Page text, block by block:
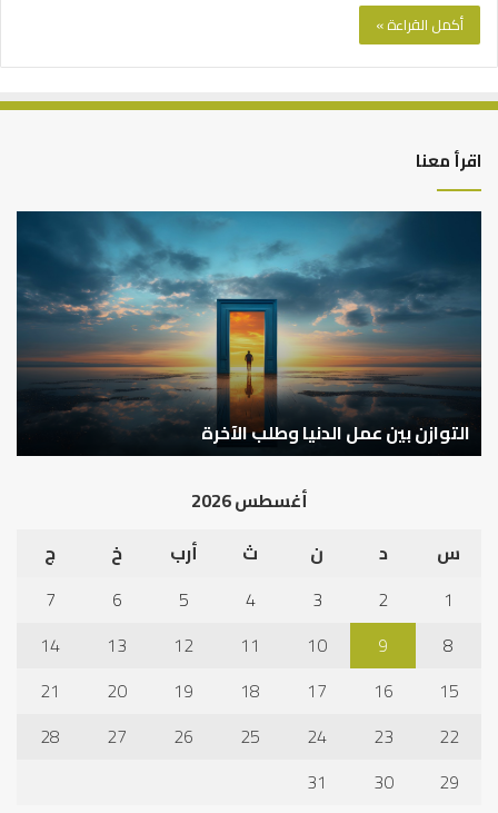
أكمل القراءة »
اقرأ معنا
التوازن
عمل
الدنيا
وطلب
التوازن بين عمل الدنيا وطلب الآخرة
أغسطس 2026
س
د ن ث أرب خ
ج
1
2
3
4
5
6
7
8
9
10
11
12
13
14
15
16
17
18
19
20
21
22
23
24
25
26
27
28
29
30
31